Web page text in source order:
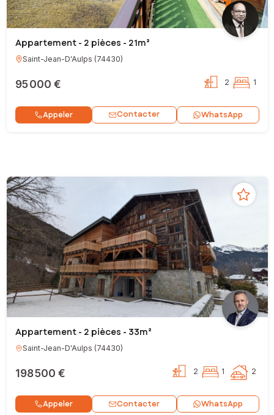
Appartement - 2 pièces - 21m²
Saint-Jean-D'Aulps (74430)
95 000 € 2 1
Appeler Contacter WhatsApp
Appartement - 2 pièces - 33m²
Saint-Jean-D'Aulps (74430)
198 500 € 2 1 2
Appeler Contacter WhatsApp